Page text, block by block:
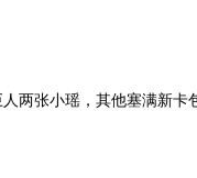
两张小瑶，其他塞满新卡